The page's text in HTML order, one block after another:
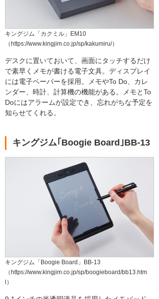
キングジム「カクミル」EM10
（https://www.kingjim.co.jp/sp/kakumiru/）
デスクに置いておいて、画面にタッチするだけ
で素早くメモが書ける電子文具。ディスプレイ
には電子ペーパーを採用。メモやTo Do、カレ
ンダー、時計、計算機の機能がある。メモとTo
Doにはアラームが設定でき、忘れがちな予定を
知らせてくれる。
キングジム｢Boogie Board｣BB-13
キングジム「Boogie Board」BB-13
（https://www.kingjim.co.jp/sp/boogieboard/bb13.htm
l）